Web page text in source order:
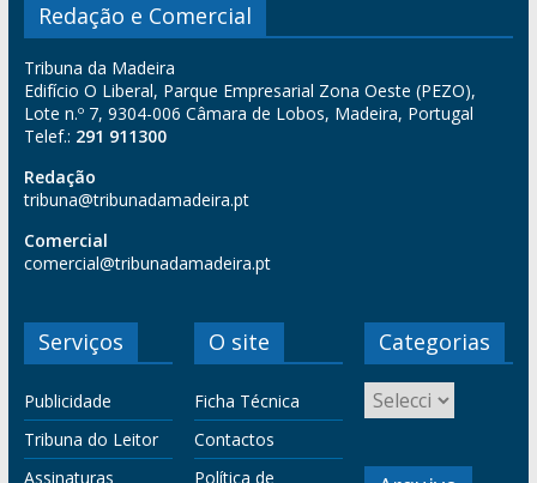
Redação e Comercial
Tribuna da Madeira
Edifício O Liberal, Parque Empresarial Zona Oeste (PEZO),
Lote n.º 7, 9304-006 Câmara de Lobos, Madeira, Portugal
Telef.: 291 911300
Redação
tribuna@tribunadamadeira.pt
Comercial
comercial@tribunadamadeira.pt
Serviços
Publicidade
Tribuna do Leitor
Assinaturas
O site
Ficha Técnica
Contactos
Política de
Categorias